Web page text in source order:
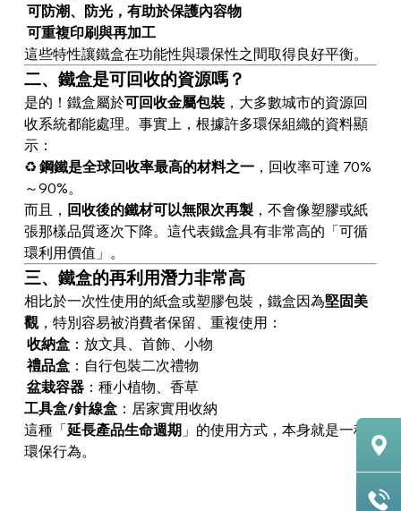
可防潮、防光，有助於保護內容物
可重複印刷與再加工
這些特性讓鐵盒在功能性與環保性之間取得良好平衡。
二、鐵盒是可回收的資源嗎？
是的！鐵盒屬於可回收金屬包裝 ，大多數城市的資源回
收系統都能處理。事實上，根據許多環保組織的資料顯
示：
♻ 鋼鐵是全球回收率最高的材料之一 ，回收率可達 70%
～90%。
而且， 回收後的鐵材可以無限次再製 ，不會像塑膠或紙
張那樣品質逐次下降。這代表鐵盒具有非常高的「可循
環利用價值」。
三、鐵盒的再利用潛力非常高
相比於一次性使用的紙盒或塑膠包裝，鐵盒因為堅固美
觀，特別容易被消費者保留、重複使用：
收納盒 ：放文具、首飾、小物
禮品盒 ：自行包裝二次禮物
盆栽容器 ：種小植物、香草
工具盒/針線盒 ：居家實用收納
這種「延長產品生命週期 」的使用方式，本身就是一種
環保行為。